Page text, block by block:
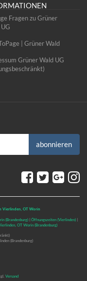
Fragen zu Grüner
| Grüner Wald
Grüner Wald UG
abonnieren
Vierlinden, OT Worin
(Brandenburg) | Öffnungszeiten (Vierlinden) |
OT Worin (Brandenburg)
(Brandenburg)
Versand